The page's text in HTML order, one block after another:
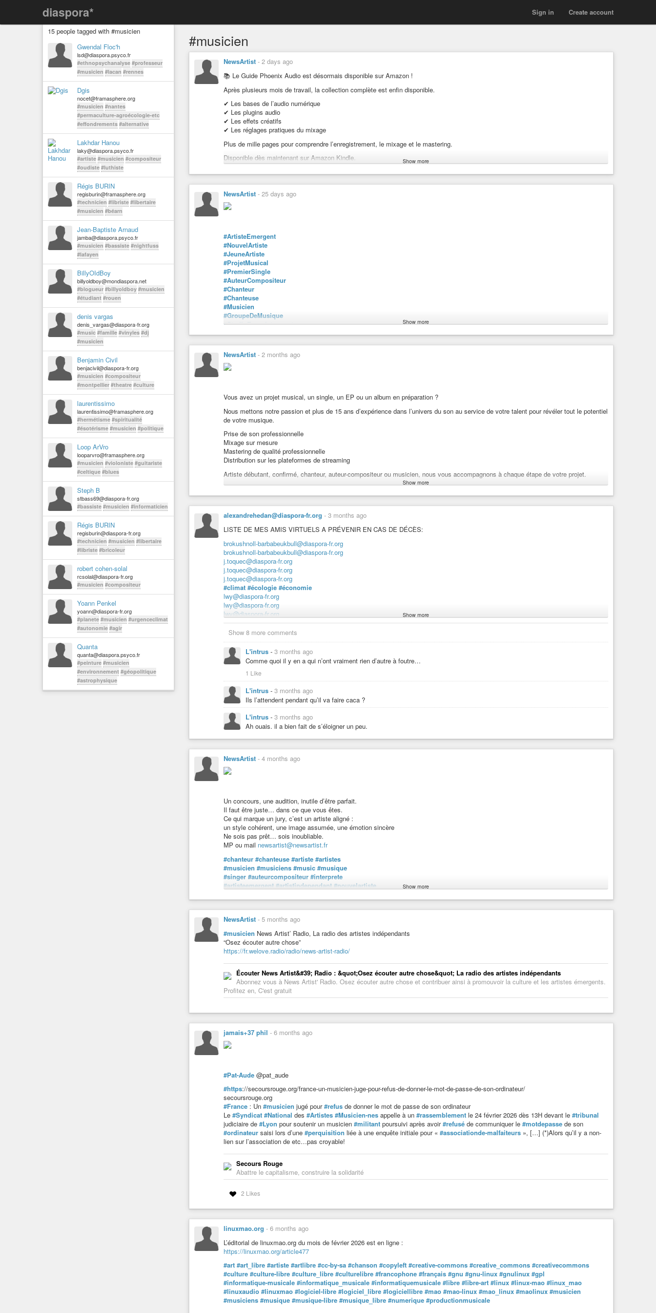
diaspora* Create account
Sign in
15 people tagged with #musicien
Gwendal Floc'h
lsd@diaspora.psyco.fr
#ethnopsychanalyse #professeur
#musicien #lacan #rennes
Dgis
nocet@framasphere.org
#musicien #nantes
#permaculture-agroécologie-etc
#effondrements #alternative
Lakhdar Hanou
laky@diaspora.psyco.fr
#artiste #musicien #compositeur
#oudiste #luthiste
Régis BURIN
regisburin@framasphere.org
#technicien #libriste #libertaire
#musicien #béarn
Jean-Baptiste Arnaud
jamba@diaspora.psyco.fr
#musicien #bassiste #nightfuss
#lafayen
BillyOIdBoy
billyoldboy@mondiaspora.net
#blogueur #billyoldboy #musicien
#étudiant #rouen
denis vargas
denis_vargas@diaspora-fr.org
#music #famille #vinyles #dj
#musicien
Benjamin Civil
benjacivil@diaspora-fr.org
#musicien #compositeur
#montpellier #theatre #culture
laurentissimo
laurentissimo@framasphere.org
#hermétisme #spiritualité
#ésotérisme #musicien #politique
Loop ArVro
looparvro@framasphere.org
#musicien #violoniste #guitariste
#celtique #blues
Steph B
stbass69@diaspora-fr.org
#bassiste #musicien #informaticien
Régis BURIN
regisburin@diaspora-fr.org
#technicien #musicien #libertaire
#libriste #bricoleur
robert cohen-solal
rcsolal@diaspora-fr.org
#musicien #compositeur
Yoann Penkel
yoann@diaspora-fr.org
#planete #musicien #urgenceclimat
#autonomie #agir
Quanta
quanta@diaspora.psyco.fr
#peinture #musicien
#environnement #géopolitique
#astrophysique
#musicien
NewsArtist - 2 days ago
📚 Le Guide Phoenix Audio est désormais disponible sur Amazon !
Après plusieurs mois de travail, la collection complète est enfin disponible.
✔ Les bases de l’audio numérique
✔ Les plugins audio
✔ Les effets créatifs
✔ Les réglages pratiques du mixage
Plus de mille pages pour comprendre l’enregistrement, le mixage et le mastering.
Disponible dès maintenant sur Amazon Kindle.
#GuidePhoenixAudio
#PhoenixAudio
#FranckTorens
#AudioNumerique
#ProductionMusicale
#Mixage
#Mastering
#PriseDeSon
#IngenieurDuSon
#MAO
#Musique
#Musicien
#Compositeur
#AuteurCompositeur
#ProducteurMusical
#PluginsAudio
#AudioEngineering
#MixEngineer
#MasteringEngineer
#MusicProduction
#AudioProduction
#MusicProducer
#LearnAudio
#KindleBooks
#AmazonKindle
Show more
NewsArtist - 25 days ago
#ArtisteEmergent
#NouvelArtiste
#JeuneArtiste
#ProjetMusical
#PremierSingle
#AuteurCompositeur
#Chanteur
#Chanteuse
#Musicien
#GroupeDeMusique
#StudioEnregistrement
#CoachingArtistique
#AccompagnementArtistique
#CarriereMusicale
#MusiqueIndependante
#NewsArtist
#LaBoiteAOuti
Contact: Franck -newsartist@newsartist.fr
phoenix.studio.prod@newsartist.fr
Webflow Sites Built to Rise | Phoenix Studio
Phoenix Studio builds fast Webflow sites engineered to rank on Google and get cited by AI answer engines like ChatGPT and
Perplexity. Book a call.
Show more
NewsArtist - 2 months ago
Vous avez un projet musical, un single, un EP ou un album en préparation ?
Nous mettons notre passion et plus de 15 ans d’expérience dans l’univers du son au service de votre talent pour révéler tout le potentiel
de votre musique.
Prise de son professionnelle
Mixage sur mesure
Mastering de qualité professionnelle
Distribution sur les plateformes de streaming
Artiste débutant, confirmé, chanteur, auteur-compositeur ou musicien, nous vous accompagnons à chaque étape de votre projet.
#PhoenixStudioProduction
#StudioEnregistrement
#EnregistrementStudio
#PriseDeSon
#MasteringAudio
#ProductionMusicale
#MusiqueFrançaise
#ArtisteIndépendant
#ArtisteEmergent
#Chanteur
#Chanteuse
#RappeurFrancais
#AuteurCompositeur
#Compositeur
#Musicien
#Single
#EP
#Album
#SortieMusicale
#DistributionMusicale
#SpotifyArtist
#DeezerArtist
#AppleMusicArtist
#PromotionMusicale
#Radio
#PassionMusique
#HomeStudioPro
#MusicStudio
#HautsDeFrance
#Lille
#Amiens
#Arras
#ArtistesHautsDeFrance
Show more
alexandrehedan@diaspora-fr.org - 3 months ago
LISTE DE MES AMIS VIRTUELS A PRÉVENIR EN CAS DE DÉCÈS:
brokushnoll-barbabeukbull@diaspora-fr.org
brokushnoll-barbabeukbull@diaspora-fr.org
j.toquec@diaspora-fr.org
j.toquec@diaspora-fr.org
j.toquec@diaspora-fr.org
#climat #écologie #économie
lwy@diaspora-fr.org
lwy@diaspora-fr.org
lwy@diaspora-fr.org
Alain Lasverne
Alain Lasverne
alainlasverne@diaspora-fr.org
#auteur
#sudiste #idealistelucide
Alarc’h
Alarc’h
alarch@diaspora-fr.org
#gnu-linux #musica #bolivia #argentina #charango
Alex Wind
Alex Wind
alex_wind@diasp.org
#cosmos
Anne H.
Anne H.
#art
#piano #sciences
Anne
Anne
Ariane Gaillard
Ariane Gaillard
revolutionpoetique@diaspora-fr.org
#poète #danseuse #circassienne #coopératrice #conteuse
Aëltas Derelowen
Aëltas Derelowen
aeltas@diaspora.electric-dragons.org
#philosophe #cognitiviste #médiéviste
Blanche Delarue
Blanche Delarue
you@diaspora.psyco.fr
Bover
Bover
barutkomplosu@diasp.eu
#anarşizm
#kurdistan #isyan #devrim
#antifaşist
Bruno Lewillon
Bruno Lewillon
obelix1502@diaspora-fr.org
Canårđø-2.žerø
Canårđø-2.žerø
paco146@diaspora.psyco.fr
#épicurien #amour-sauvage
Cathelaine
Chris Ford
Chris Ford
Cyril Delacour
cyrild@framasphere.org
#photographe #vidéaste #insurgé #artiste #philosophe
Demain l’Homme
Demain l’Homme
demainlhomme@diaspora-fr.org
#développementdurable #transitionécologique #environnement #ecologie_ #terre
Diaspora-fr Podmin
Diaspora-fr Podmin
Didier Guy
Didier Guy
#poésie #humour
EmilioFr-07
emiliofr-7@fedi.thechangebook.org
#liberté #freedom #anarchisme
Emmanuel Florac
wazoox@diasp.eu
#linux #politique #environnement #marxisme
Emmanuel Florac
Emmanuel Florac
wazoox@diaspora.psyco.fr
#politique #environnement #linux #marxisme
Show more
Show 8 more comments
L'intrus - 3 months ago
Comme quoi il y en a qui n’ont vraiment rien d’autre à foutre…
1 Like
L'intrus - 3 months ago
Ils l’attendent pendant qu’il va faire caca ?
L'intrus - 3 months ago
Ah ouais. il a bien fait de s’éloigner un peu.
NewsArtist - 4 months ago
Un concours, une audition, inutile d’être parfait.
Il faut être juste… dans ce que vous êtes.
Ce qui marque un jury, c’est un artiste aligné :
un style cohérent, une image assumée, une émotion sincère
Ne sois pas prêt… sois inoubliable.
MP ou mail newsartist@newsartist.fr
#chanteur #chanteuse #artiste #artistes
#musicien #musiciens #music #musique
#singer #auteurcompositeur #interprete
#artisteemergent #artistindependant #nouvelartiste
#hautsdefrance #lille #lillemaville #nord #pasdecalais
#artistefrancais #musiquefrancaise #scenefrancaise
#instamusic #livemusic #concert
#decouverte
#talent #voix #passionmusique
Show more
NewsArtist - 5 months ago
#musicien News Artist’ Radio, La radio des artistes indépendants
“Osez écouter autre chose”
https://fr.welove.radio/radio/news-artist-radio/
Écouter News Artist&#39; Radio : &quot;Osez écouter autre chose&quot; La radio des artistes indépendants
Abonnez vous à News Artist' Radio. Osez écouter autre chose et contribuer ainsi à promouvoir la culture et les artistes émergents.
Profitez en, C'est gratuit
jamais+37 phil - 6 months ago
#Pat-Aude @pat_aude
#https://secoursrouge.org/france-un-musicien-juge-pour-refus-de-donner-le-mot-de-passe-de-son-ordinateur/
secoursrouge.org
#France : Un #musicien jugé pour#refus de donner le mot de passe de son ordinateur
Le #Syndicat #National des #Artistes #Musicien-nes appelle à un #rassemblement le 24 février 2026 dès 13H devant le #tribunal
judiciaire de #Lyon pour soutenir un musicien #militant poursuivi après avoir#refusé de communiquer le #motdepasse de son
#ordinateur saisi lors d’une #perquisition liée à une enquête initiale pour « #associationde-malfaiteurs », […] (*)Alors qu’il y a non-
lien sur l’association de etc…pas croyable!
Secours Rouge
Abattre le capitalisme, construire la solidarité
2 Likes
linuxmao.org - 6 months ago
L’éditorial de linuxmao.org du mois de février 2026 est en ligne :
https://linuxmao.org/article477
#art #art_libre #artiste #artlibre #cc-by-sa #chanson #copyleft #creative-commons #creative_commons #creativecommons
#culture #culture-libre #culture_libre #culturelibre #francophone #français #gnu #gnu-linux #gnulinux #gpl
#informatique-musicale #informatique_musicale #informatiquemusicale #libre #libre-art #linux #linux-mao #linux_mao
#linuxaudio #linuxmao #logiciel-libre #logiciel_libre #logiciellibre #mao #mao-linux #mao_linux #maolinux #musicien
#musiciens #musique #musique-libre #musique_libre #numerique #productionmusicale